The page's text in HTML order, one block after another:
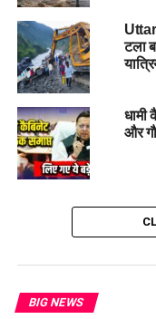
टला
धामी
और
BIG NEWS